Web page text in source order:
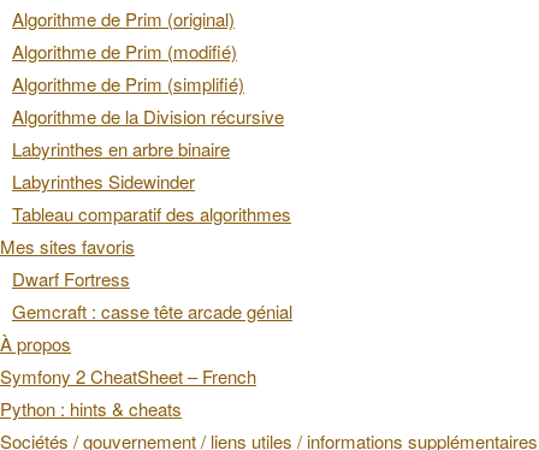
Algorithme de Prim (original)
Algorithme de Prim (modifié)
Algorithme de Prim (simplifié)
Algorithme de la Division récursive
Labyrinthes en arbre binaire
Labyrinthes Sidewinder
Tableau comparatif des algorithmes
Mes sites favoris
Dwarf Fortress
Gemcraft : casse tête arcade génial
À propos
Symfony 2 CheatSheet – French
Python : hints & cheats
Sociétés / gouvernement / liens utiles / informations supplémentaires